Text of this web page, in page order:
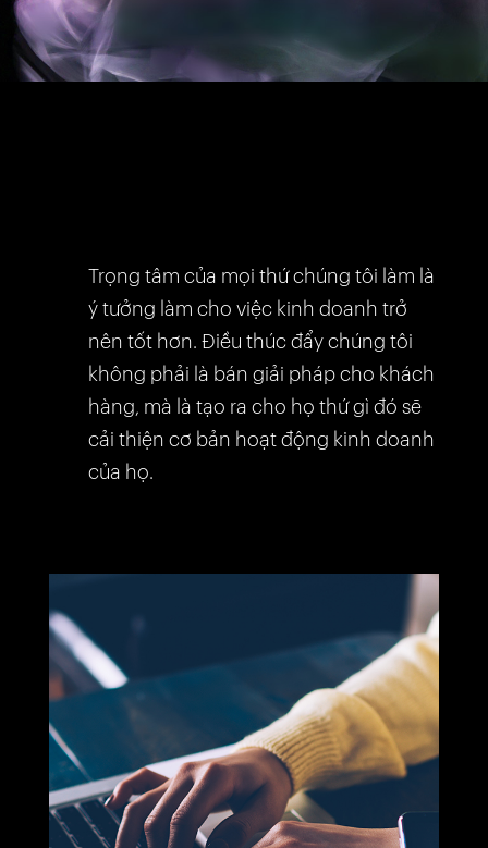
Trọng tâm của mọi thứ chúng tôi làm là
ý tưởng làm cho việc kinh doanh trở
nên tốt hơn. Điều thúc đẩy chúng tôi
không phải là bán giải pháp cho khách
hàng, mà là tạo ra cho họ thứ gì đó sẽ
cải thiện cơ bản hoạt động kinh doanh
của họ.